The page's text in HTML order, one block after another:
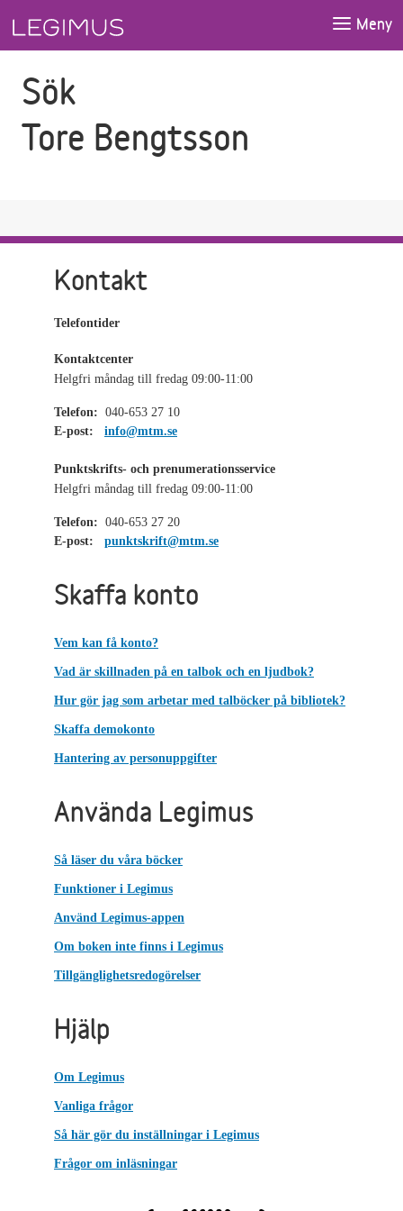
Meny
Sök
Tore Bengtsson
Kontakt
Telefontider
Kontaktcenter
Helgfri måndag till fredag 09:00-11:00
Telefon: 040-653 27 10
E-post:
info@mtm.se
Punktskrifts- och prenumerationsservice
Helgfri måndag till fredag 09:00-11:00
Telefon: 040-653 27 20
E-post:
punktskrift@mtm.se
Skaffa konto
Vem kan få konto?
Vad är skillnaden på en talbok och en ljudbok?
Hur gör jag som arbetar med talböcker på bibliotek?
Skaffa demokonto
Hantering av personuppgifter
Använda Legimus
Så läser du våra böcker
Funktioner i Legimus
Använd Legimus-appen
Om boken inte finns i Legimus
Tillgänglighetsredogörelser
Hjälp
Om Legimus
Vanliga frågor
Så här gör du inställningar i Legimus
Frågor om inläsningar